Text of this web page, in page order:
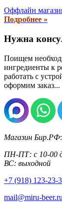
Оффлайн
Подробнее »
Нужна
Поищем
ингредиенты к
работать с
оформим заказ...
Магазин Бир.РФ:
ПН-ПТ: с 10-00
ВС: выходной
+7 (918) 123-23-
mail@miru-beer.ru